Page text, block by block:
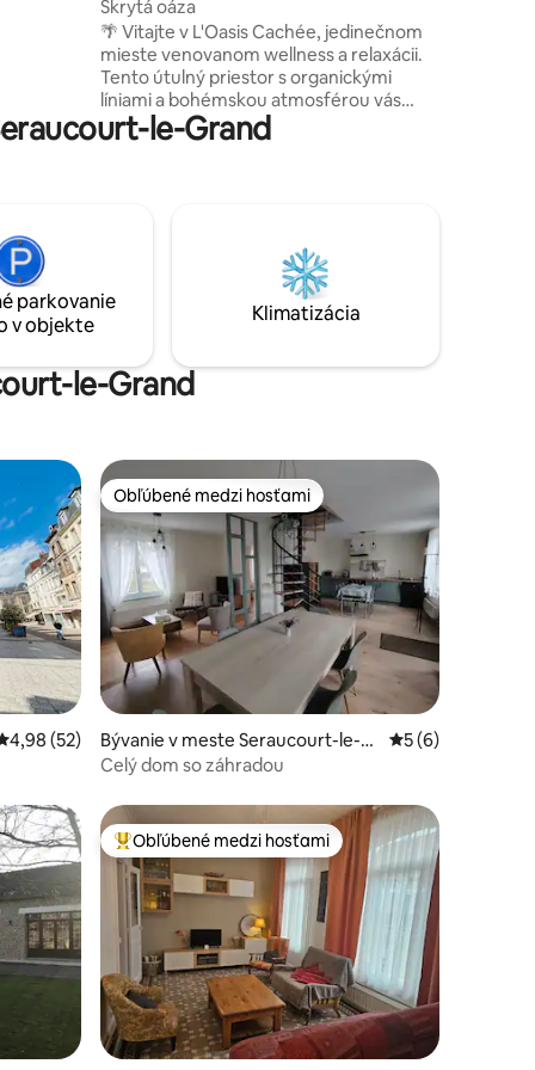
Skrytá oáza
🌴 Vitajte v L'Oasis Cachée, jedinečnom
mieste venovanom wellness a relaxácii.
Tento útulný priestor s organickými
líniami a bohémskou atmosférou vás
pozýva, aby ste sa úplne odpojili. Užite si
súkromný vyhrievaný bazén 30 s
bazéne je tiež inteligentný televízor a
stropný projektor s prémiovým
predplatným a službou Netflix. Raňajky
le-Grand
parkovanie
v objekte
Klimatizácia
le-Grand
43 ohodnotenie 4,98 z 5, počet hodnotení: 52
4,98 (52)
Obľúbené medzi hosťami
Obľúbené medzi hosťami
Bývanie v meste Seraucourt-le-G
rand
Priemerné
5 (6)
Celý dom so záhradou
Najobľúbenejšie medzi hosťami
Obľúbené medzi hosťami